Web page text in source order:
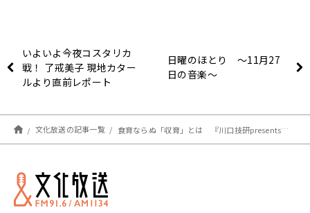
いよいよ今夜コスタリカ
戦！ 了戒美子 現地カター
ルより直前レポート
日曜のほとり ～11月27
日の音楽～
文化放送の記事一覧 食育ならぬ「収育」とは 『川口技研presents～久保純子 My Sweet Home』